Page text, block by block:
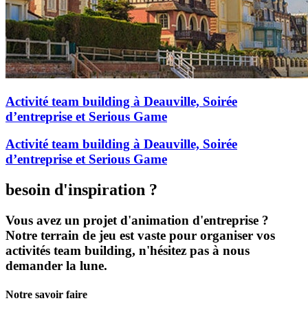
Activité team building à Deauville, Soirée
d’entreprise et Serious Game
Activité team building à Deauville, Soirée
d’entreprise et Serious Game
besoin d'inspiration ?
Vous avez un projet d'animation d'entreprise ?
Notre terrain de jeu est vaste pour organiser vos
activités team building, n'hésitez pas à nous
demander la lune.
Notre savoir faire